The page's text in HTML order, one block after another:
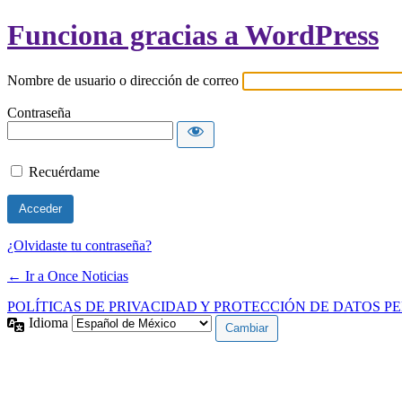
Funciona gracias a WordPress
Nombre de usuario o dirección de correo
Contraseña
Recuérdame
¿Olvidaste tu contraseña?
← Ir a Once Noticias
POLÍTICAS DE PRIVACIDAD Y PROTECCIÓN DE DATOS
Idioma